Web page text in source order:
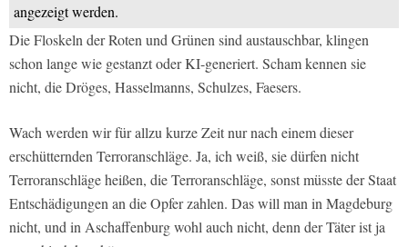
angezeigt werden.
Die Floskeln der Roten und Grünen sind austauschbar, klingen
schon lange wie gestanzt oder KI-generiert. Scham kennen sie
nicht, die Dröges, Hasselmanns, Schulzes, Faesers.
Wach werden wir für allzu kurze Zeit nur nach einem dieser
erschütternden Terroranschläge. Ja, ich weiß, sie dürfen nicht
Terroranschläge heißen, die Terroranschläge, sonst müsste der Staat
Entschädigungen an die Opfer zahlen. Das will man in Magdeburg
nicht, und in Aschaffenburg wohl auch nicht, denn der Täter ist ja